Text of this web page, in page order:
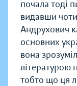
почала тоді
видавши
Андрухович
основних
вона
літературою
тобто що ця